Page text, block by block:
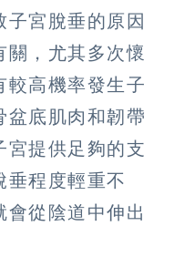
子宮脫垂的原因
關，尤其多次懷
較高機率發生子
盆底肌肉和韌帶
宮提供足夠的支
垂程度輕重不
會從陰道中伸出